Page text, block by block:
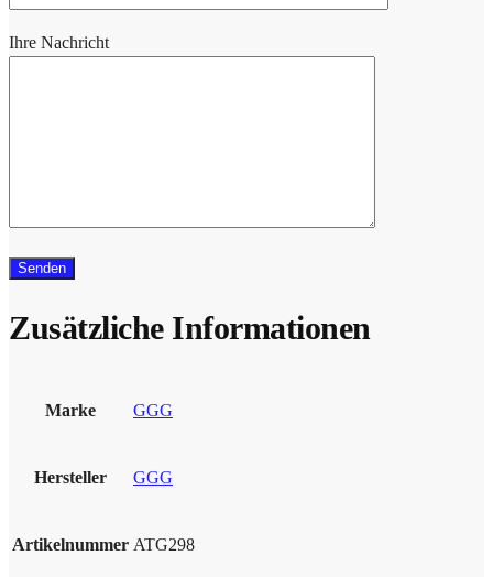
Ihre Nachricht
Zusätzliche Informationen
Marke GGG
Hersteller GGG
Artikelnummer ATG298